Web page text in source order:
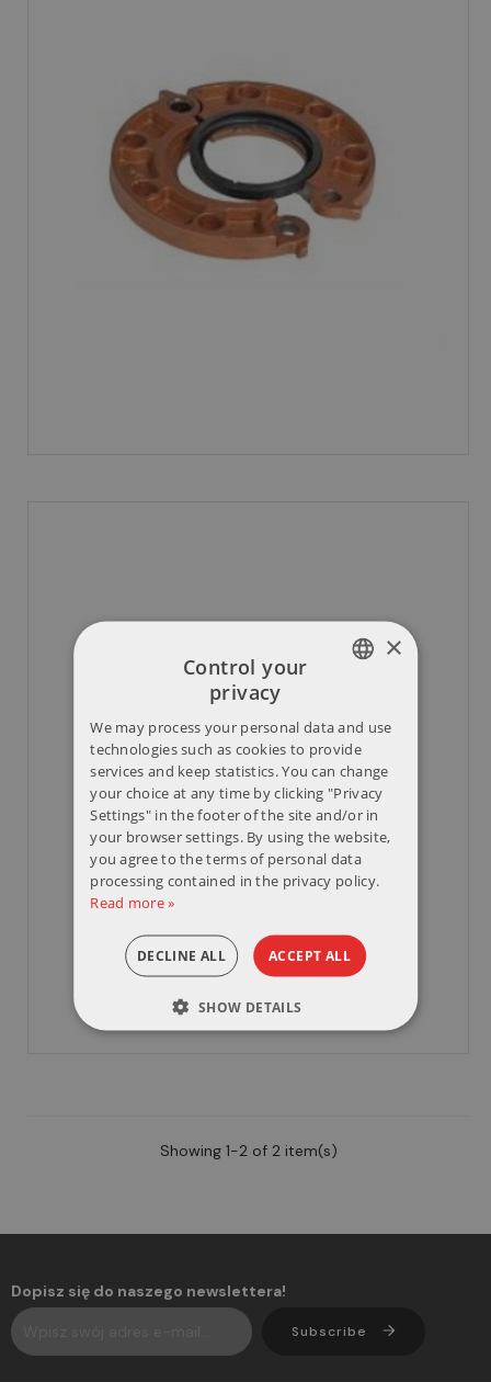
Showing 1-2 of 2 item(s)
Dopisz się do naszego newslettera!
Subscribe
ENGLISH
×
Control your
privacy
We may process your personal data and use
technologies such as cookies to provide
services and keep statistics. You can change
your choice at any time by clicking "Privacy
Settings" in the footer of the site and/or in
your browser settings. By using the website,
you agree to the terms of personal data
processing contained in the privacy policy.
Read more »
ACCEPT ALL
DECLINE ALL
SHOW DETAILS